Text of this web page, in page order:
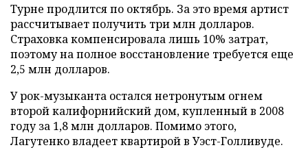
Турне продлится по октябрь. За это время артист
рассчитывает получить три млн долларов.
Страховка компенсировала лишь 10% затрат,
поэтому на полное восстановление требуется еще
2,5 млн долларов.
У рок-музыканта остался нетронутым огнем
второй калифорнийский дом, купленный в 2008
году за 1,8 млн долларов. Помимо этого,
Лагутенко владеет квартирой в Уэст-Голливуде.